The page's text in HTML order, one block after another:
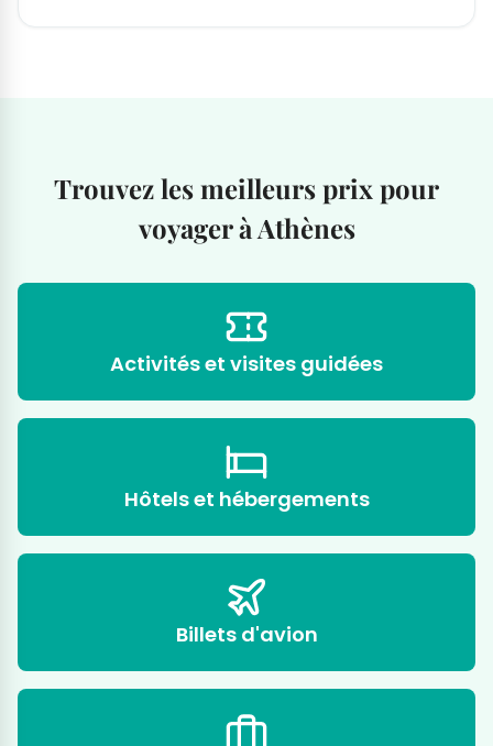
Trouvez les meilleurs prix pour
voyager à Athènes
Activités et visites guidées
Hôtels et hébergements
Billets d'avion